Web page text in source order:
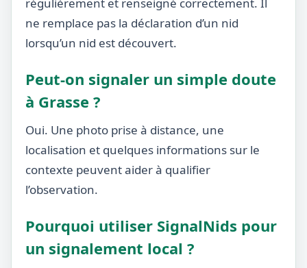
ne remplace pas la déclaration d’un nid
lorsqu’un nid est découvert.
Peut-on signaler un simple doute
à Grasse ?
Oui. Une photo prise à distance, une
localisation et quelques informations sur le
contexte peuvent aider à qualifier
l’observation.
Pourquoi utiliser SignalNids pour
un signalement local ?